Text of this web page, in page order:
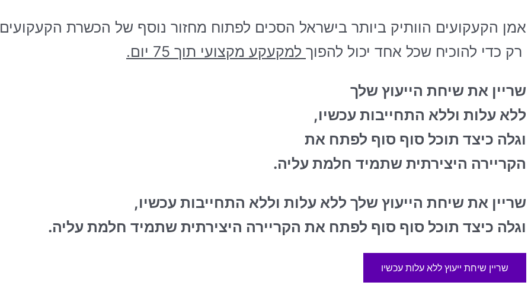
אמן הקעקועים הוותיק ביותר בישראל הסכים לפתוח מחזור נוסף של הכשרת
רק כדי להוכיח שכל אחד יכול להפוך למקעקע מקצועי תוך 75 יום.
שריין את שיחת הייעוץ שלך
ללא עלות וללא התחייבות עכשיו,
וגלה כיצד תוכל סוף סוף לפתח את
הקריירה היצירתית שתמיד חלמת עליה.
שריין את שיחת הייעוץ שלך ללא עלות וללא התחייבות עכשיו,
וגלה כיצד תוכל סוף סוף לפתח את הקריירה היצירתית שתמיד חלמת עליה.
שריין שיחת ייעוץ ללא עלות עכשיו